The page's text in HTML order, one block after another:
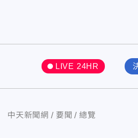
LIVE 24HR
中天新聞網 要聞 總覽